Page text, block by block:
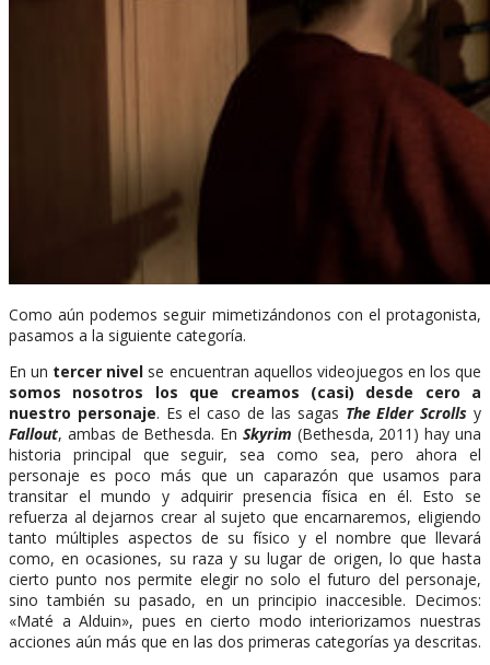
Como aún podemos seguir mimetizándonos con el protagonista,
pasamos a la siguiente categoría.
En un tercer nivel se encuentran aquellos videojuegos en los que
somos nosotros los que creamos (casi) desde cero a
nuestro personaje. Es el caso de las sagas The Elder Scrolls y
Fallout, ambas de Bethesda. En Skyrim (Bethesda, 2011) hay una
historia principal que seguir, sea como sea, pero ahora el
personaje es poco más que un caparazón que usamos para
transitar el mundo y adquirir presencia física en él. Esto se
refuerza al dejarnos crear al sujeto que encarnaremos, eligiendo
tanto múltiples aspectos de su físico y el nombre que llevará
como, en ocasiones, su raza y su lugar de origen, lo que hasta
cierto punto nos permite elegir no solo el futuro del personaje,
sino también su pasado, en un principio inaccesible. Decimos:
«Maté a Alduin», pues en cierto modo interiorizamos nuestras
acciones aún más que en las dos primeras categorías ya descritas.